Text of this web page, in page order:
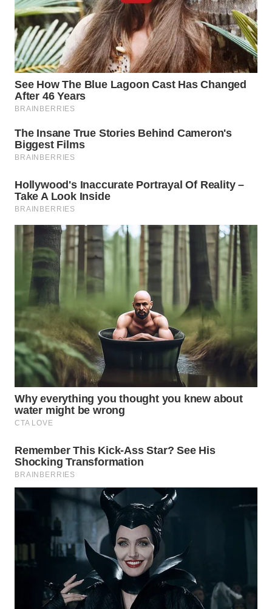
WN
NATUNA
WN
BINTAN
MANDALIKA
LIKUPANG
WN
LABUANBAJO
WN
BORNEO
Media
Group
WAHANA
NEWS
WAHANA
TANI
ADVOKAT
WAHANA
INFRASTRUKTUR
WAHANA
KONSUMEN
LISTRIK